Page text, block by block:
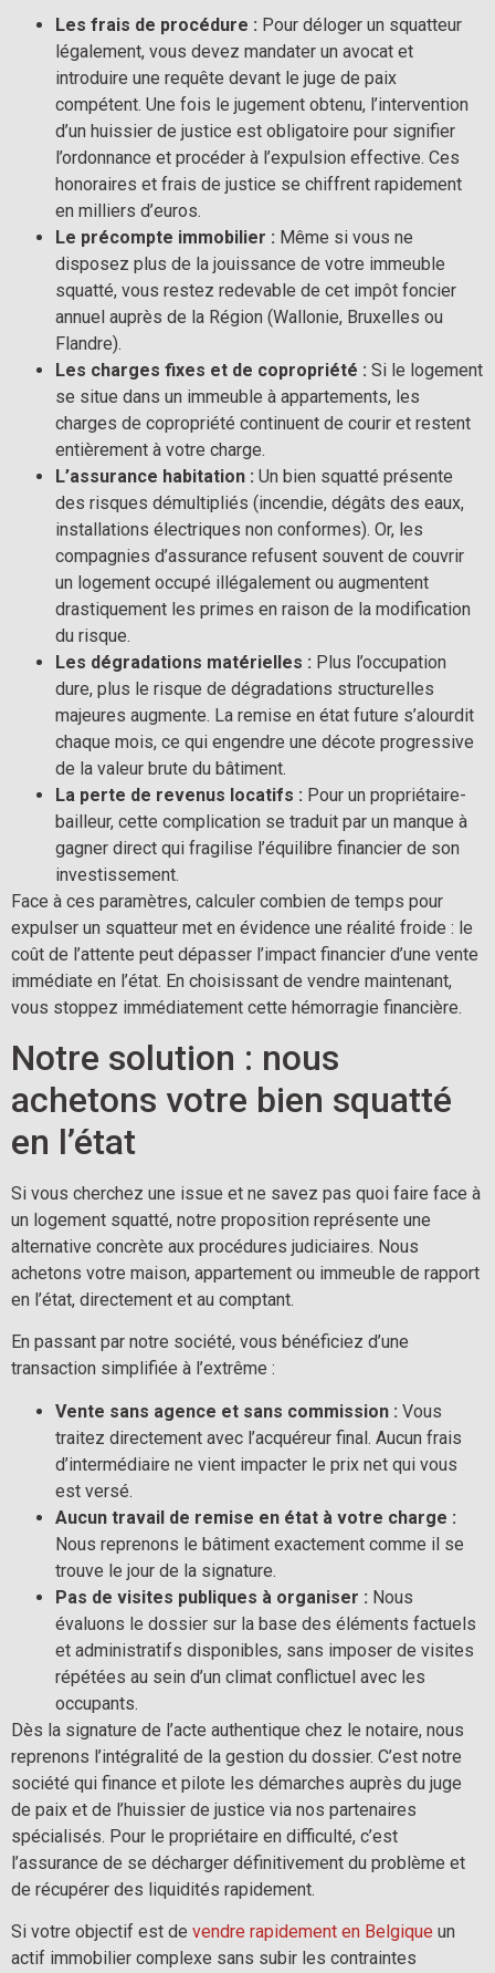
Les frais de procédure : Pour déloger un squatteur
légalement, vous devez mandater un avocat et
introduire une requête devant le juge de paix
compétent. Une fois le jugement obtenu, l’intervention
d’un huissier de justice est obligatoire pour signifier
l’ordonnance et procéder à l’expulsion effective. Ces
honoraires et frais de justice se chiffrent rapidement
en milliers d’euros.
Le précompte immobilier : Même si vous ne
disposez plus de la jouissance de votre immeuble
squatté, vous restez redevable de cet impôt foncier
annuel auprès de la Région (Wallonie, Bruxelles ou
Flandre).
Les charges fixes et de copropriété : Si le logement
se situe dans un immeuble à appartements, les
charges de copropriété continuent de courir et restent
entièrement à votre charge.
L’assurance habitation : Un bien squatté présente
des risques démultipliés (incendie, dégâts des eaux,
installations électriques non conformes). Or, les
compagnies d’assurance refusent souvent de couvrir
un logement occupé illégalement ou augmentent
drastiquement les primes en raison de la modification
du risque.
Les dégradations matérielles : Plus l’occupation
dure, plus le risque de dégradations structurelles
majeures augmente. La remise en état future s’alourdit
chaque mois, ce qui engendre une décote progressive
de la valeur brute du bâtiment.
La perte de revenus locatifs : Pour un propriétaire-
bailleur, cette complication se traduit par un manque à
gagner direct qui fragilise l’équilibre financier de son
investissement.
Face à ces paramètres, calculer combien de temps pour
expulser un squatteur met en évidence une réalité froide : le
coût de l’attente peut dépasser l’impact financier d’une vente
immédiate en l’état. En choisissant de vendre maintenant,
vous stoppez immédiatement cette hémorragie financière.
Notre solution : nous
achetons votre bien squatté
en l’état
Si vous cherchez une issue et ne savez pas quoi faire face à
un logement squatté, notre proposition représente une
alternative concrète aux procédures judiciaires. Nous
achetons votre maison, appartement ou immeuble de rapport
en l’état, directement et au comptant.
En passant par notre société, vous bénéficiez d’une
transaction simplifiée à l’extrême :
Vente sans agence et sans commission : Vous
traitez directement avec l’acquéreur final. Aucun frais
d’intermédiaire ne vient impacter le prix net qui vous
est versé.
Aucun travail de remise en état à votre charge :
Nous reprenons le bâtiment exactement comme il se
trouve le jour de la signature.
Pas de visites publiques à organiser : Nous
évaluons le dossier sur la base des éléments factuels
et administratifs disponibles, sans imposer de visites
répétées au sein d’un climat conflictuel avec les
occupants.
Dès la signature de l’acte authentique chez le notaire, nous
reprenons l’intégralité de la gestion du dossier. C’est notre
société qui finance et pilote les démarches auprès du juge
de paix et de l’huissier de justice via nos partenaires
spécialisés. Pour le propriétaire en difficulté, c’est
l’assurance de se décharger définitivement du problème et
de récupérer des liquidités rapidement.
Si votre objectif est de vendre rapidement en Belgique un
actif immobilier complexe sans subir les contraintes